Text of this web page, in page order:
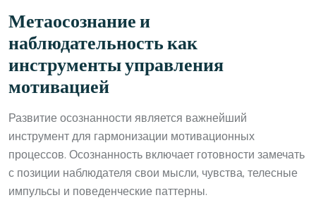
Метаосознание и
наблюдательность как
инструменты управления
мотивацией
Развитие осознанности является важнейший
инструмент для гармонизации мотивационных
процессов. Осознанность включает готовности замечать
с позиции наблюдателя свои мысли, чувства, телесные
импульсы и поведенческие паттерны.